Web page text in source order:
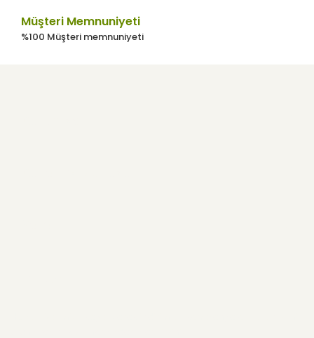
Müşteri Memnuniyeti
%100 Müşteri memnuniyeti